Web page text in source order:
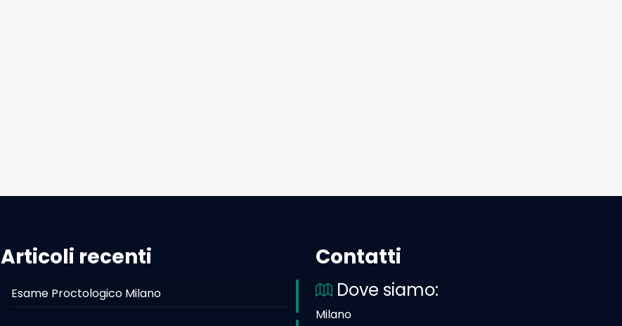
Articoli recenti
Esame Proctologico Milano
Contatti
Dove siamo:
Milano